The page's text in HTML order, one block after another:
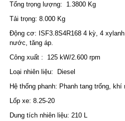
Tổng trọng lượng: 1.3800 Kg
Tải trọng: 8.000 Kg
Động cơ: ISF3.8S4R168 4 kỳ, 4
nước, tăng áp.
Công xuất : 125 kW/2.600 rpm
Loại nhiên liệu: Diesel
Hệ thống phanh: Phanh tang trống, khí
Lốp xe: 8.25-20
Dung tích nhiên liệu: 210 L